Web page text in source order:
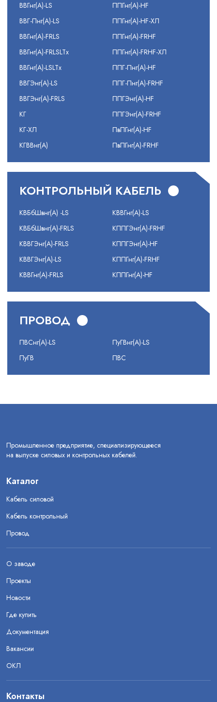
ВВГнг(А)-LS
ВВГ-Пнг(А)-LS
ВВГнг(А)-FRLS
ВВГнг(А)-FRLSLTx
ВВГнг(А)-LSLTx
ВВГЭнг(А)-LS
ВВГЭнг(А)-FRLS
КГ
КГ-ХЛ
КГВВнг(А)
ППГнг(А)-HF
ППГнг(А)-HF-ХЛ
ППГнг(А)-FRHF
ППГнг(А)-FRHF-ХЛ
ППГ-Пнг(А)-HF
ППГ-Пнг(А)-FRHF
ППГЭнг(А)-HF
ППГЭнг(А)-FRHF
ПвПГнг(А)-HF
ПвПГнг(А)-FRHF
КОНТРОЛЬНЫЙ КАБЕЛЬ
КВБбШвнг(А) -LS
КВБбШвнг(А)-FRLS
КВВГЭнг(А)-FRLS
КВВГЭнг(А)-LS
КВВГнг(А)-FRLS
КВВГнг(А)-LS
КППГЭнг(А)-FRHF
КППГЭнг(А)-HF
КППГнг(А)-FRHF
КППГнг(А)-HF
ПРОВОД
ПВСнг(А)-LS
ПуГВ
ПуГВнг(А)-LS
ПВС
Промышленное предприятие, специализирующееся
на выпуске силовых и контрольных кабелей.
Каталог
Кабель силовой
Кабель контрольный
Провод
О заводе
Проекты
Новости
Где купить
Документация
Вакансии
ОКЛ
Контакты